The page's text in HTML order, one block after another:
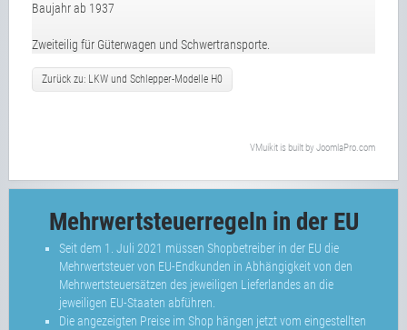
Baujahr ab 1937
Zweiteilig für Güterwagen und Schwertransporte.
Zurück zu: LKW und Schlepper-Modelle H0
VMuikit is built by JoomlaPro.com
Mehrwertsteuerregeln in der EU
Seit dem 1. Juli 2021 müssen Shopbetreiber in der EU die
Mehrwertsteuer von EU-Endkunden in Abhängigkeit von den
Mehrwertsteuersätzen des jeweiligen Lieferlandes an die
jeweiligen EU-Staaten abführen.
Die angezeigten Preise im Shop hängen jetzt vom eingestellten